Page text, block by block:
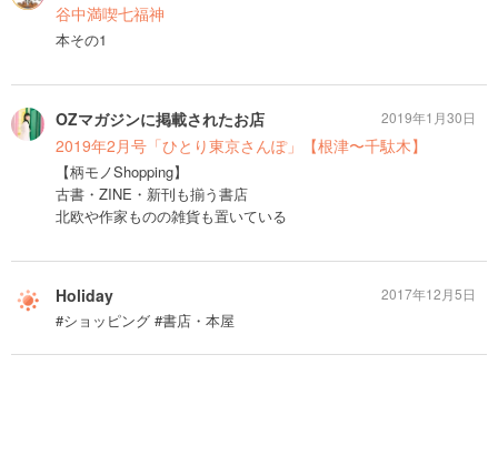
谷中満喫七福神
本その1
OZマガジンに掲載されたお店
2019年2月号「ひとり東京さんぽ」【根津〜千駄木】
【柄モノShopping】
古書・ZINE・新刊も揃う書店
北欧や作家ものの雑貨も置いている
2019年1月30日
Holiday
#ショッピング #書店・本屋
2017年12月5日